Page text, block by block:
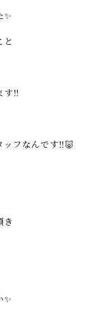
す‼️
ッフなんです‼️🐷
き